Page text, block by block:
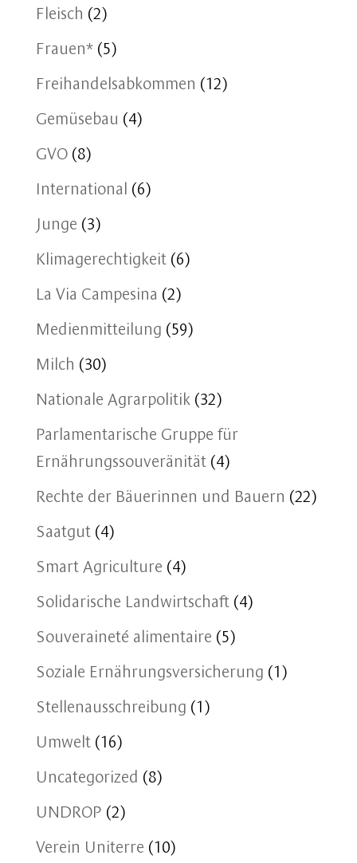
Fleisch (2)
Frauen*(5)
Freihandelsabkommen (12)
Gemüsebau (4)
GVO(8)
International (6)
Junge (3)
Klimagerechtigkeit(6)
La Via Campesina (2)
Medienmitteilung (59)
Milch (30)
Nationale Agrarpolitik (32)
Parlamentarische Gruppe für
Ernährungssouveränität(4)
Rechte der Bäuerinnen und Bauern (22)
Saatgut(4)
Smart Agriculture (4)
Solidarische Landwirtschaft(4)
Souveraineté alimentaire (5)
Soziale Ernährungsversicherung (1)
Stellenausschreibung (1)
Umwelt(16)
Uncategorized (8)
UNDROP (2)
Verein Uniterre (10)